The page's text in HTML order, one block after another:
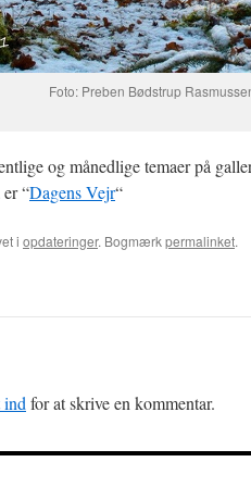
Foto: Preben Bødstrup
og månedlige temaer på
“Dagens Vejr“
i opdateringer. Bogmærkpermalinket.
ind for at skrive en kommentar.